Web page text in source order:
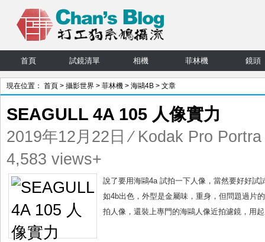
首頁 試鏡清單 相機 菲林機 鏡頭
現在位置： 首頁 > 攝影世界 > 菲林機 > 海鷗4B > 文章
SEAGULL 4A 105 人像實力
2019年12月22日 ⁄ Kodak Pro
4,583 views+
說了要用海鷗4a 試拍一下人像，當然要好好試
如4b出色，外型是金屬味，重身，但問題過片
拍人像，還裝上專門的海鷗人像近拍濾鏡，用